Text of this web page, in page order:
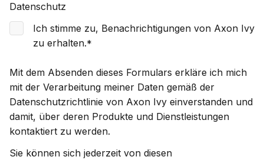
Datenschutz
Ich stimme zu, Benachrichtigungen von Axon Ivy
zu erhalten.*
Mit dem Absenden dieses Formulars erkläre ich mich
mit der Verarbeitung meiner Daten gemäß der
Datenschutzrichtlinie von Axon Ivy einverstanden und
damit, über deren Produkte und Dienstleistungen
kontaktiert zu werden.
Sie können sich jederzeit von diesen